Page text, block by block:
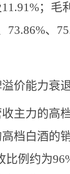
；毛
73.86%、
价能力衰
主力的高
档白酒的
比例约为